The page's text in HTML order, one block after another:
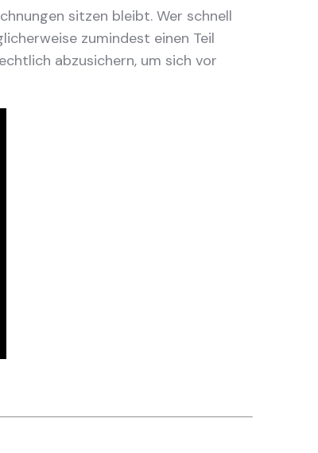
sitzen bleibt. Wer schnell
zumindest einen Teil
abzusichern, um sich vor